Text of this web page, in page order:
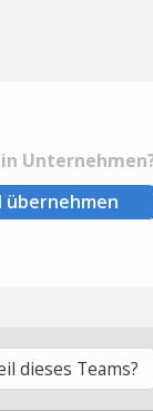
übernehmen
dieses Teams?